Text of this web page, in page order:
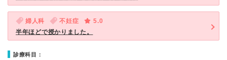
婦人科 不妊症
5.0
半年ほどで授かりました。
診療科目：